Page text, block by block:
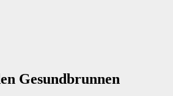
Gesundbrunnen